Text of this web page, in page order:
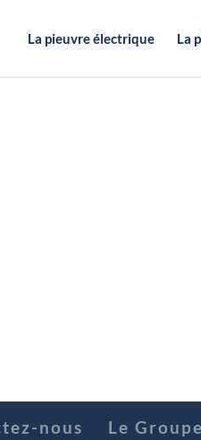
La pieuvre électrique La
nous Le